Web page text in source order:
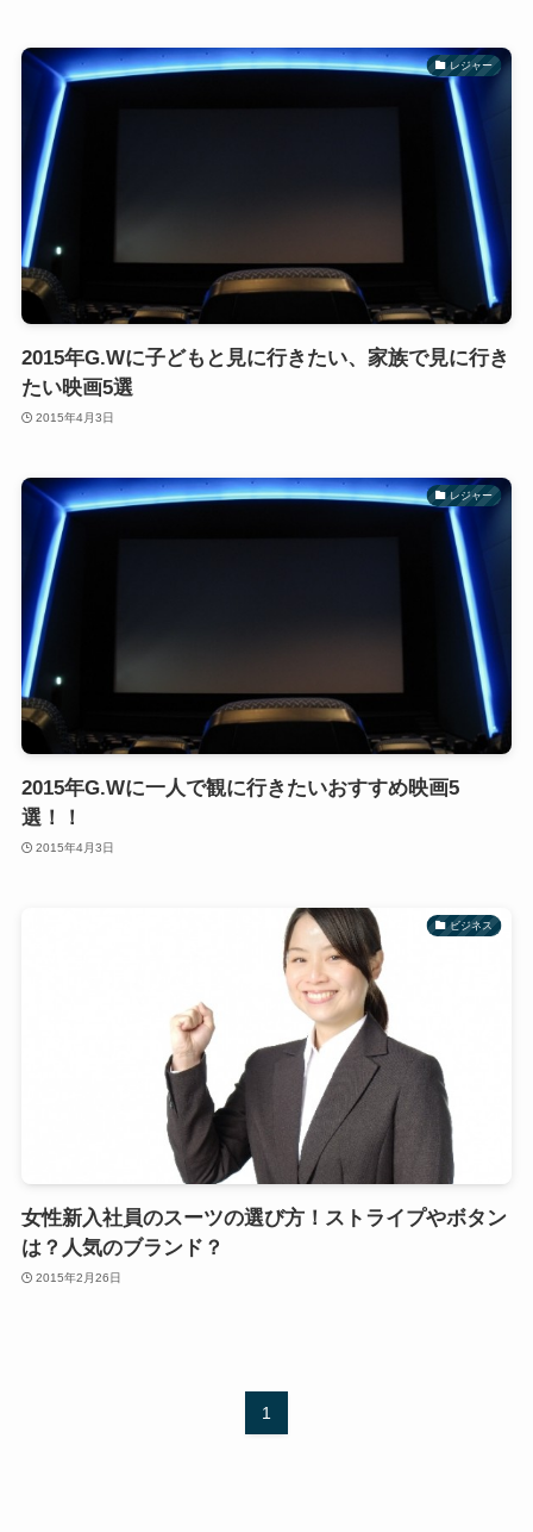
レジャー
2015年G.Wに子どもと見に行きたい、家族で見に行き
たい映画5選
2015年4月3日
レジャー
2015年G.Wに一人で観に行きたいおすすめ映画5
選！！
2015年4月3日
ビジネス
女性新入社員のスーツの選び方！ストライプやボタン
は？人気のブランド？
2015年2月26日
1